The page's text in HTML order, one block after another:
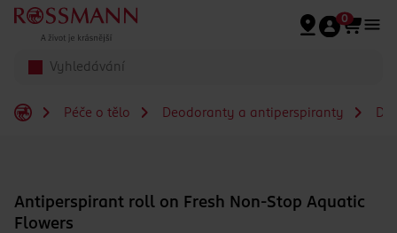
Přeskočit na hlavmní obsah
0
Péče o tělo Deodoranty a antiperspiranty
Antiperspirant roll on Fresh Non-Stop Aquatic
Flowers